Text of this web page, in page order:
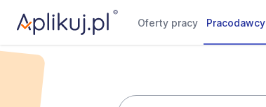
Oferty pracy Pracodawcy